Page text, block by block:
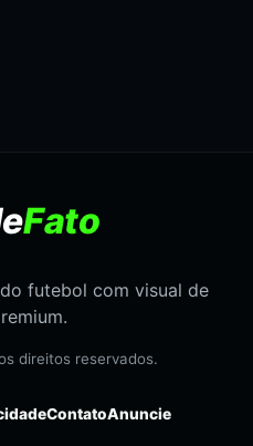
Fato
futebol com visual de
direitos reservados.
ContatoAnuncie